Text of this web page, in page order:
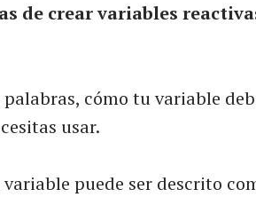
de crear variables
palabras, cómo tu variable
usar.
puede ser descrito